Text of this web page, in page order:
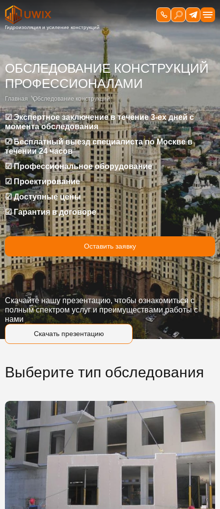
ОБСЛЕДОВАНИЕ КОНСТРУКЦИЙ
ПРОФЕССИОНАЛАМИ
Главная Обследование конструкций
☑ Экспертное заключение в течение 3-ех дней с
момента обследования
☑ Бесплатный выезд специалиста по Москве в
течении 24 часов
☑ Профессиональное оборудование
☑ Проектирование
☑ Доступные цены
☑ Гарантия в договоре
Оставить заявку
Скачать презентацию
Скачайте нашу презентацию, чтобы ознакомиться с
полным спектром услуг и преимуществами работы с
нами
Выберите тип обследования